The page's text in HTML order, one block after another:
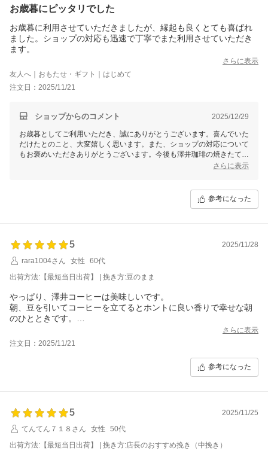
お歳暮にピッタリでした
お歳暮に利用させていただきましたが、縁起も良くとても喜ばれ
ました。ショップの対応も迅速で丁寧でまた利用させていただき
ます。
さらに表示
友人へ｜おもたせ・ギフト｜はじめて
注文日：2025/11/21
ショップからのコメント 2025/12/29
お歳暮としてご利用いただき、誠にありがとうございます。喜んでいた
だけたとのこと、大変嬉しく思います。また、ショップの対応について
もお褒めいただきありがとうございます。今後も澤井珈琲の焼きたてコ
ーヒーを通じて、素敵なひとときをお届けできるよう努め、美味しいコ
さらに表示
参考になった
5
2025/11/28
rara1004さん
女性
60代
出荷方法:【最短当日出荷】 | 挽き方:豆のまま
やっぱり、澤井コーヒーは美味しいです。
朝、豆を引いてコーヒーを立てるとホントに良い香りで幸せな朝
のひとときです。
さらに表示
注文日：2025/11/21
参考になった
5
2025/11/25
てんてん７１８さん
女性
50代
出荷方法:【最短当日出荷】 | 挽き方:店長のおすすめ挽き（中挽き）